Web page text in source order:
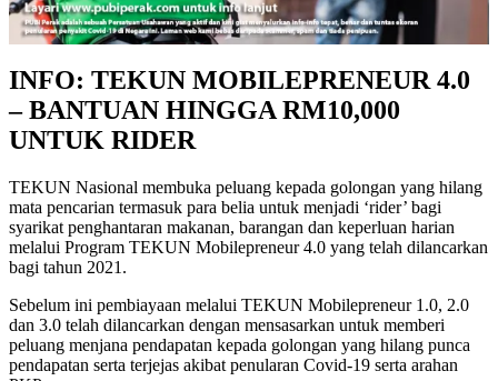
INFO: TEKUN MOBILEPRENEUR 4.0
– BANTUAN HINGGA RM10,000
UNTUK RIDER
TEKUN Nasional membuka peluang kepada golongan yang hilang
mata pencarian termasuk para belia untuk menjadi ‘rider’ bagi
syarikat penghantaran makanan, barangan dan keperluan harian
melalui Program TEKUN Mobilepreneur 4.0 yang telah dilancarkan
bagi tahun 2021.
Sebelum ini pembiayaan melalui TEKUN Mobilepreneur 1.0, 2.0
dan 3.0 telah dilancarkan dengan mensasarkan untuk memberi
peluang menjana pendapatan kepada golongan yang hilang punca
pendapatan serta terjejas akibat penularan Covid-19 serta arahan